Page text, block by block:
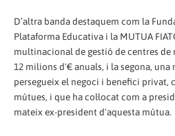
D’altra banda destaquem com la
Plataforma Educativa i la MUTUA
multinacional de gestió de centres de
12 milions d'€ anuals, i la segona,
persegueix el negoci i benefici privat,
mútues, i que ha col·locat com a
mateix ex-president d'aquesta mútua.